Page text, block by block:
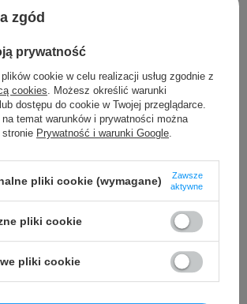
z wymiennymi końcówkami,
oczkowy,
zgód
prywatność
cookie w celu realizacji usług zgodnie z
cookies. Możesz określić warunki
dostępu do cookie w Twojej przeglądarce.
temat warunków i prywatności można
Prywatność i warunki Google.
pliki cookie (wymagane)
Zawsze
aktywne
pliki cookie
pliki cookie